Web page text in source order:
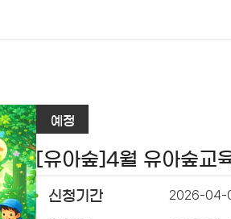
예정
[유아숲]4월 유아숲교
신청기간 2026-04-